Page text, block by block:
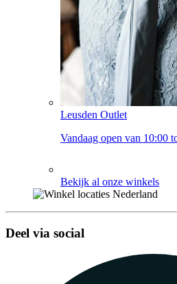
Leusden Outlet
Vandaag open van 10:00
Bekijk al onze winkels
Deel via social